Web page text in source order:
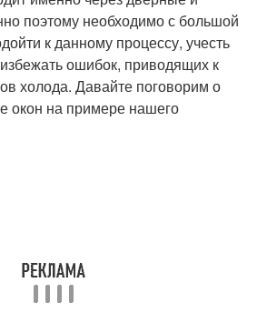
поэтому необходимо с большой
к данному процессу, учесть
ошибок, приводящих к
холода. Давайте поговорим о
окон на примере нашего